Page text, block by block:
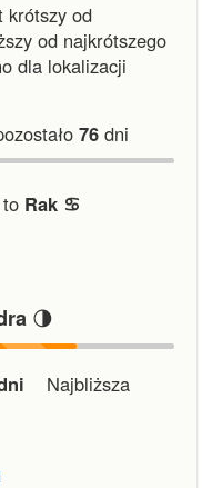
krótszy od
od najkrótszego
dla lokalizacji
76 dni
Rak ♋︎
🌗
Najbliższa